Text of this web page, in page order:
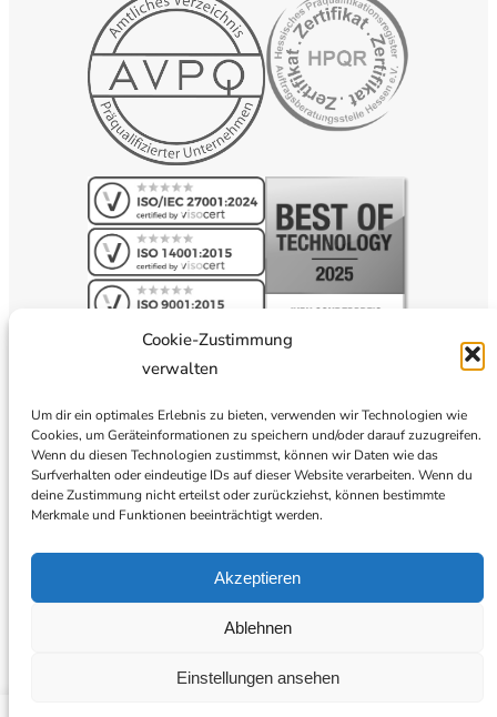
Cookie-Zustimmung
verwalten
Um dir ein optimales Erlebnis zu bieten, verwenden wir Technologien wie
Cookies, um Geräteinformationen zu speichern und/oder darauf zuzugreifen.
Wenn du diesen Technologien zustimmst, können wir Daten wie das
Surfverhalten oder eindeutige IDs auf dieser Website verarbeiten. Wenn du
deine Zustimmung nicht erteilst oder zurückziehst, können bestimmte
Merkmale und Funktionen beeinträchtigt werden.
Akzeptieren
Ablehnen
Einstellungen ansehen